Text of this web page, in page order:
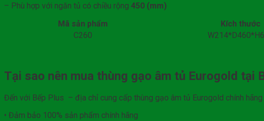
– Phù hợp với ngăn tủ có chiều rộng 450 (mm)
Mã sản phẩm
Kích thước
C260
Tại sao nên mua thùng gạo âm tủ Eurogold tại
Đến với Bếp Plus – địa chỉ cung cấp thùng gạo âm tủ Eurogold chính
• Đảm bảo 100% sản phẩm chính hãng